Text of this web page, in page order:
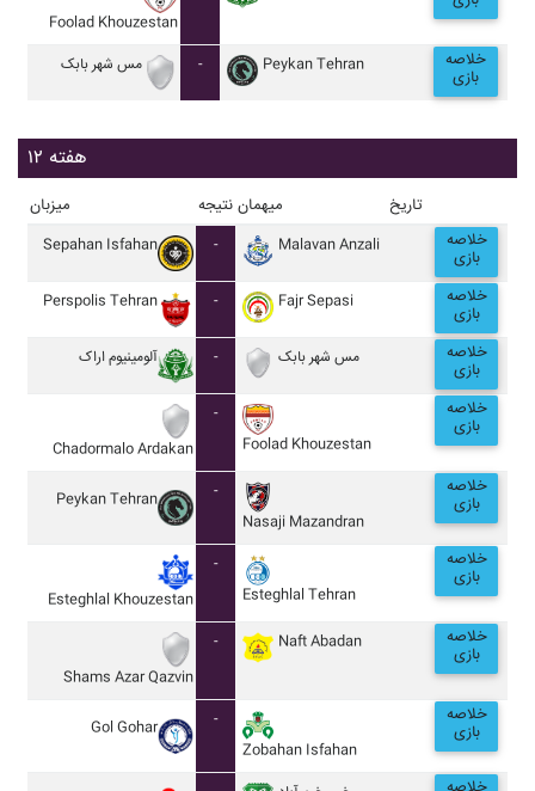
Foolad Khouzestan
مس شهر بابک - Peykan Tehran خلاصه
بازی
هفته ۱۲
میزبان نتیجه میهمان تاریخ
Sepahan Isfahan - Malavan Anzali خلاصه
بازی
Perspolis Tehran - Fajr Sepasi خلاصه
بازی
آلومينيوم اراک - مس شهر بابک خلاصه
بازی
Chadormalo Ardakan
-
Foolad Khouzestan
خلاصه
بازی
Peykan Tehran
-
Nasaji Mazandran
خلاصه
بازی
Esteghlal Khouzestan
-
Esteghlal Tehran
خلاصه
بازی
Shams Azar Qazvin
- Naft Abadan خلاصه
بازی
Gol Gohar
-
Zobahan Isfahan
خلاصه
بازی